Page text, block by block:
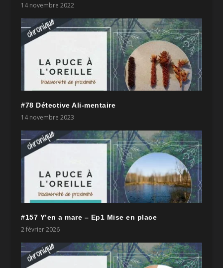
14 novembre 2022
#78 Détective Ali-mentaire
14 novembre 2023
#157 Y’en a mare – Ep1 Mise en place
2 février 2026